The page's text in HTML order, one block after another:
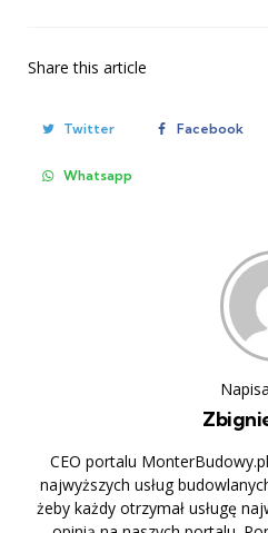
Share this article
Twitter Facebook
Whatsapp
CEO portalu
najwyższych usług
żeby każdy otrzymał usługę